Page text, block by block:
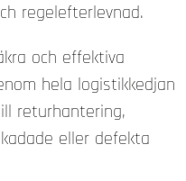
regelefterlevnad.
och effektiva
hela logistikkedjan
returhantering,
eller defekta